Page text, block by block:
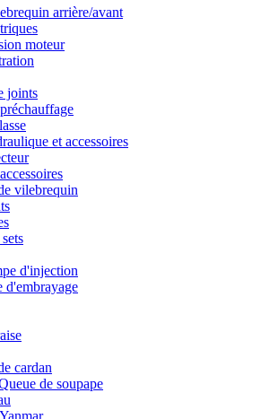
arrière/avant
moteur
joints
et accessoires
vilebrequin
d'injection
d'embrayage
cardan
de soupape